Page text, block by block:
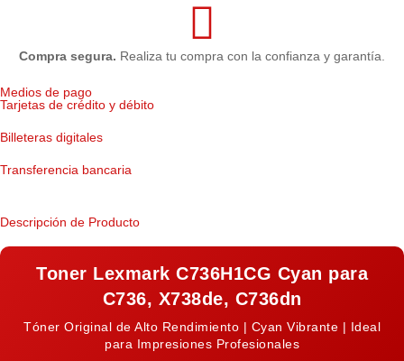
Compra segura. Realiza tu compra con la confianza y garantía.
Medios de pago
Tarjetas de crédito y débito
Billeteras digitales
Transferencia bancaria
Descripción de Producto
Toner Lexmark C736H1CG Cyan para
C736, X738de, C736dn
Tóner Original de Alto Rendimiento | Cyan Vibrante | Ideal
para Impresiones Profesionales